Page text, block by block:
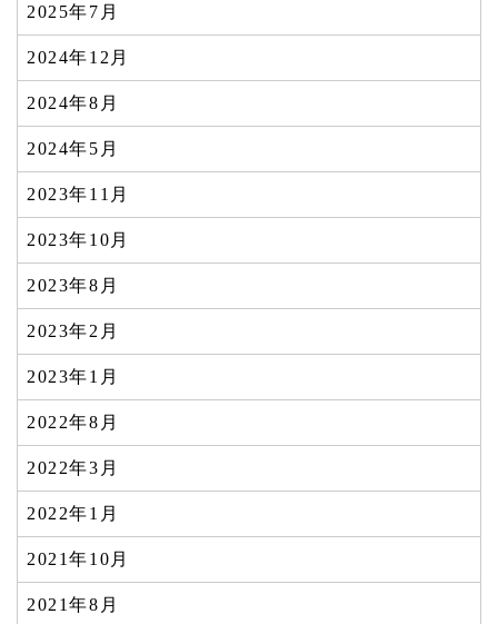
2025年7月
2024年12月
2024年8月
2024年5月
2023年11月
2023年10月
2023年8月
2023年2月
2023年1月
2022年8月
2022年3月
2022年1月
2021年10月
2021年8月